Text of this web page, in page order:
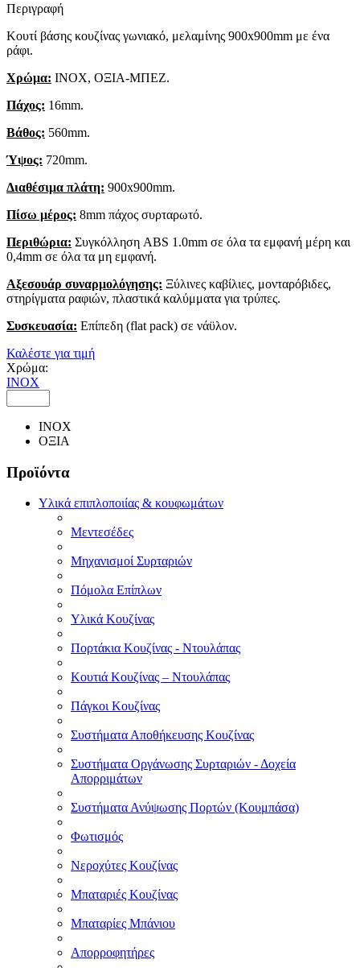
Περιγραφή
Κουτί βάσης κουζίνας γωνιακό, μελαμίνης 900x900mm με ένα
ράφι.
Χρώμα: INOX, ΟΞΙΑ-ΜΠΕΖ.
Πάχος: 16mm.
Βάθος: 560mm.
Ύψος: 720mm.
Διαθέσιμα πλάτη: 900x900mm.
Πίσω μέρος: 8mm πάχος συρταρωτό.
Περιθώρια: Συγκόλληση ABS 1.0mm σε όλα τα εμφανή μέρη και
0,4mm σε όλα τα μη εμφανή.
Αξεσουάρ συναρμολόγησης: Ξύλινες καβίλιες, μονταρόβιδες,
στηρίγματα ραφιών, πλαστικά καλύμματα για τρύπες.
Συσκευασία: Επίπεδη (flat pack) σε νάϋλον.
Καλέστε για τιμή
Χρώμα:
ΙΝΟΧ
ΙΝΟΧ
ΟΞΙΑ
Προϊόντα
Υλικά επιπλοποιίας & κουφωμάτων
Μεντεσέδες
Μηχανισμοί Συρταριών
Πόμολα Επίπλων
Υλικά Κουζίνας
Πορτάκια Κουζίνας - Ντουλάπας
Κουτιά Κουζίνας – Ντουλάπας
Πάγκοι Κουζίνας
Συστήματα Αποθήκευσης Κουζίνας
Συστήματα Οργάνωσης Συρταριών - Δοχεία
Απορριμάτων
Συστήματα Ανύψωσης Πορτών (Κουμπάσα)
Φωτισμός
Νεροχύτες Κουζίνας
Μπαταριές Κουζίνας
Μπαταρίες Μπάνιου
Απορροφητήρες